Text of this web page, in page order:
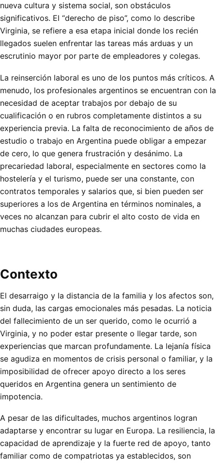
nueva cultura y sistema social, son obstáculos
significativos. El “derecho de piso”, como lo describe
Virginia, se refiere a esa etapa inicial donde los recién
llegados suelen enfrentar las tareas más arduas y un
escrutinio mayor por parte de empleadores y colegas.
La reinserción laboral es uno de los puntos más críticos. A
menudo, los profesionales argentinos se encuentran con la
necesidad de aceptar trabajos por debajo de su
cualificación o en rubros completamente distintos a su
experiencia previa. La falta de reconocimiento de años de
estudio o trabajo en Argentina puede obligar a empezar
de cero, lo que genera frustración y desánimo. La
precariedad laboral, especialmente en sectores como la
hostelería y el turismo, puede ser una constante, con
contratos temporales y salarios que, si bien pueden ser
superiores a los de Argentina en términos nominales, a
veces no alcanzan para cubrir el alto costo de vida en
muchas ciudades europeas.
Contexto
El desarraigo y la distancia de la familia y los afectos son,
sin duda, las cargas emocionales más pesadas. La noticia
del fallecimiento de un ser querido, como le ocurrió a
Virginia, y no poder estar presente o llegar tarde, son
experiencias que marcan profundamente. La lejanía física
se agudiza en momentos de crisis personal o familiar, y la
imposibilidad de ofrecer apoyo directo a los seres
queridos en Argentina genera un sentimiento de
impotencia.
A pesar de las dificultades, muchos argentinos logran
adaptarse y encontrar su lugar en Europa. La resiliencia, la
capacidad de aprendizaje y la fuerte red de apoyo, tanto
familiar como de compatriotas ya establecidos, son